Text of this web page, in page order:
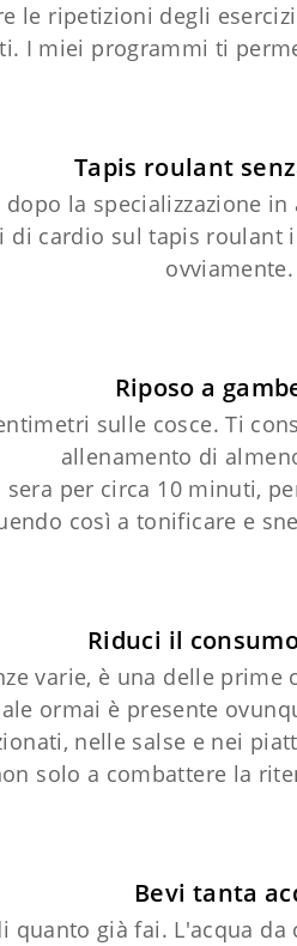
le ripetizioni degli
I miei programmi ti
Tapis roulant
dopo la specializzazione
cardio sul tapis roulant
ovviamente.
Riposo a
sulle cosce. Ti
allenamento di
per circa 10 minuti,
così a tonificare e
Riduci il
varie, è una delle
ormai è presente
nelle salse e nei
solo a combattere la
Bevi tanta
già fai. L'acqua